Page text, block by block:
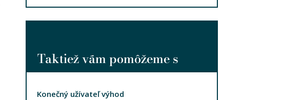
Taktiež vám pomôžeme s
Konečný užívateľ výhod